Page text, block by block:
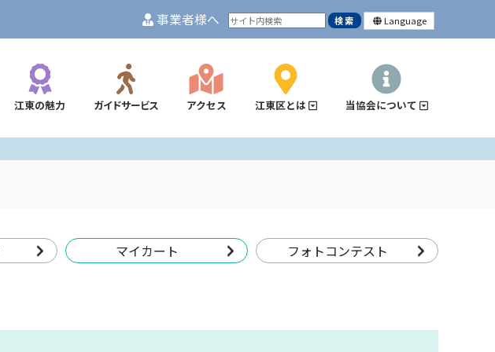
事業者様へ Language
江東の魅力 ガイドサービス アクセス 江東区とは 当協会について
マイカート フォトコンテスト